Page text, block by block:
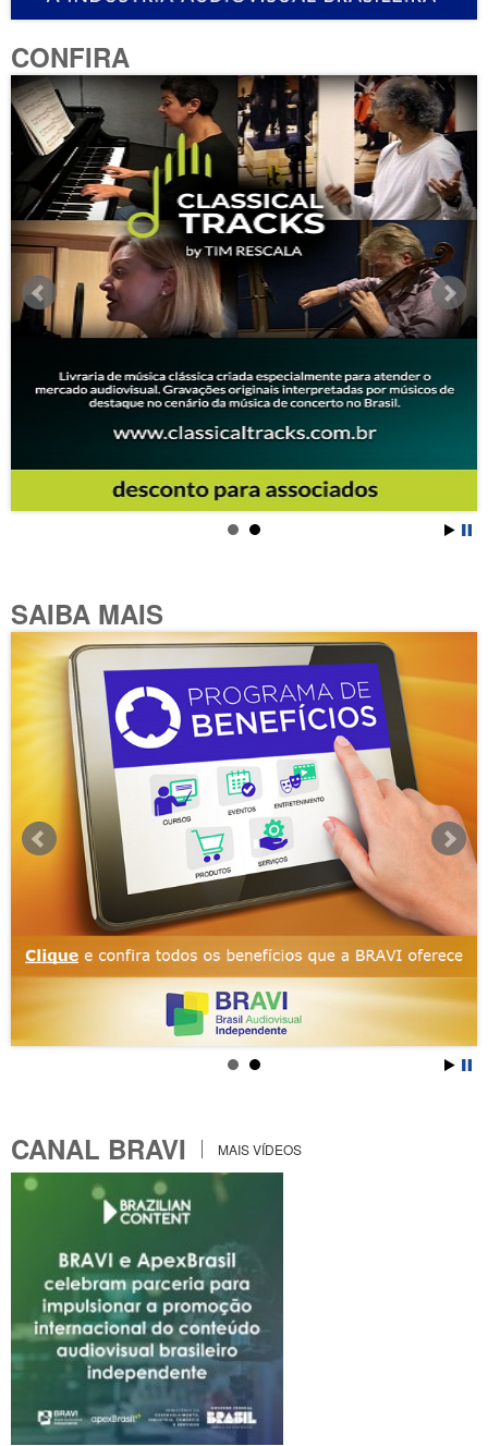
CONFIRA
SAIBA MAIS
CANAL BRAVI MAIS VÍDEOS